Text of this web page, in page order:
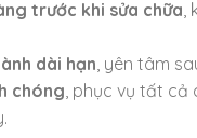
trước khi sửa chữa,
dài hạn, yên tâm
chóng, phục vụ tất cả